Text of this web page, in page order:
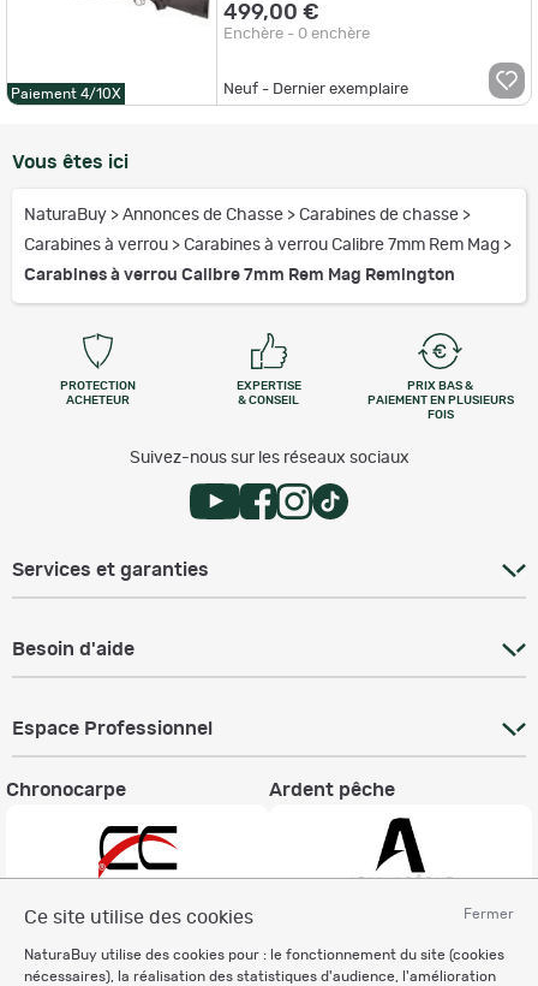
Fermer
Ce site utilise des cookies
NaturaBuy utilise des cookies pour : le fonctionnement du site (cookies
nécessaires), la réalisation des statistiques d'audience, l'amélioration
Paiement 4/10X
499,00 €
Enchère - 0 enchère
Neuf - Dernier exemplaire
Vous êtes ici
NaturaBuy > Annonces de Chasse > Carabines de chasse >
Carabines à verrou > Carabines à verrou Calibre 7mm Rem Mag >
Carabines à verrou Calibre 7mm Rem Mag Remington
PROTECTION
ACHETEUR
EXPERTISE
& CONSEIL
PRIX BAS &
PAIEMENT EN PLUSIEURS
FOIS
Suivez-nous sur les réseaux sociaux
Services et garanties
Besoin d'aide
Espace Professionnel
Chronocarpe Ardent pêche
Informations légales